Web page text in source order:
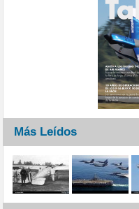
Más Leídos